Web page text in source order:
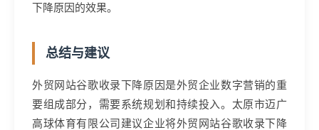
下降原因的效果。
总结与建议
外贸网站谷歌收录下降原因是外贸企业数字营销的重
要组成部分，需要系统规划和持续投入。太原市迈广
高球体育有限公司建议企业将外贸网站谷歌收录下降